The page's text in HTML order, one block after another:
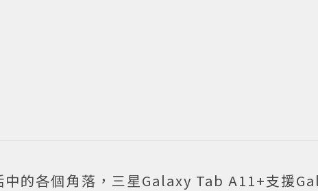
中的各個角落，三星Galaxy Tab A11+支援